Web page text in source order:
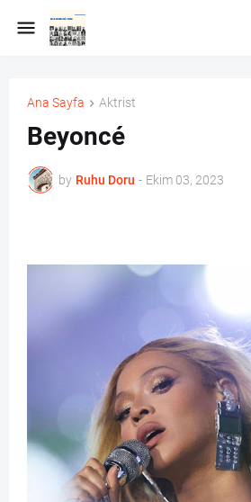
Ana Sayfa Aktrist
Beyoncé
by Ruhu Doru - Ekim 03, 2023